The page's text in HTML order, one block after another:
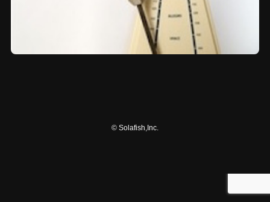
© Solafish,Inc.